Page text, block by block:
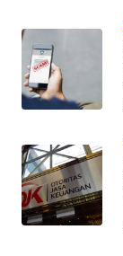
JATIM
WN
BALI
WN
KALBAR
WN